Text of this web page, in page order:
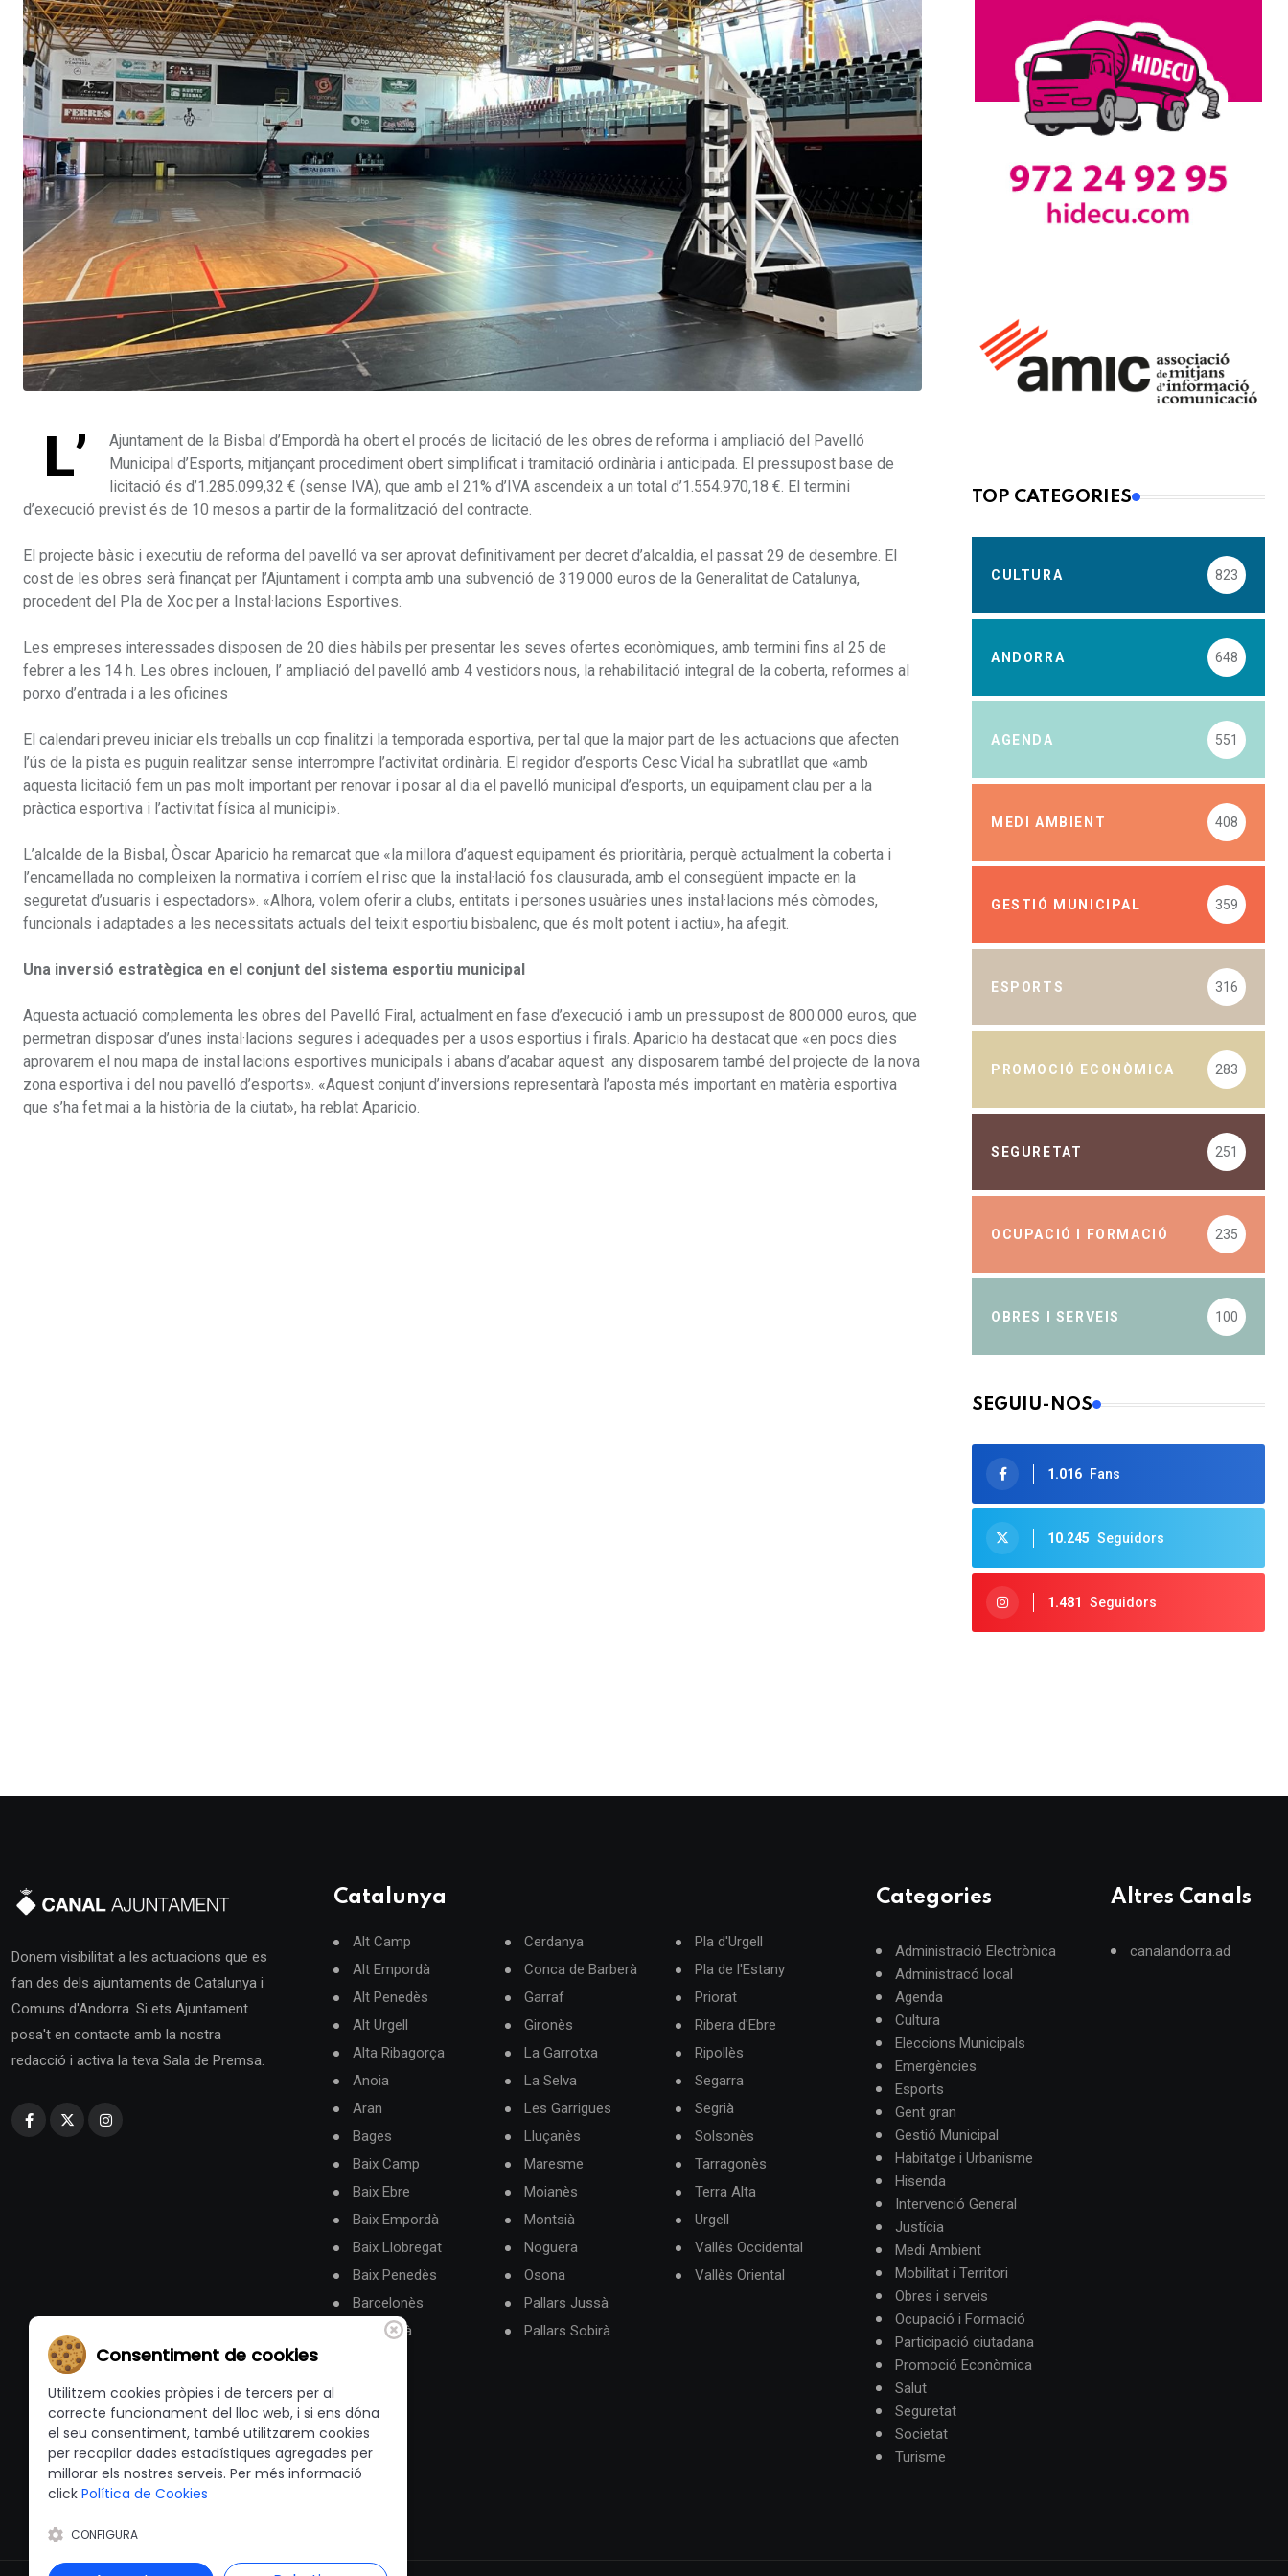
L’
Ajuntament de la Bisbal d’Empordà ha obert el procés de licitació de les obres de reforma i ampliació del Pavelló
Municipal d’Esports, mitjançant procediment obert simplificat i tramitació ordinària i anticipada. El pressupost base de
licitació és d’1.285.099,32 € (sense IVA), que amb el 21% d’IVA ascendeix a un total d’1.554.970,18 €. El termini
d’execució previst és de 10 mesos a partir de la formalització del contracte.
El projecte bàsic i executiu de reforma del pavelló va ser aprovat definitivament per decret d’alcaldia, el passat 29 de desembre. El
cost de les obres serà finançat per l’Ajuntament i compta amb una subvenció de 319.000 euros de la Generalitat de Catalunya,
procedent del Pla de Xoc per a Instal·lacions Esportives.
Les empreses interessades disposen de 20 dies hàbils per presentar les seves ofertes econòmiques, amb termini fins al 25 de
febrer a les 14 h. Les obres inclouen, l’ ampliació del pavelló amb 4 vestidors nous, la rehabilitació integral de la coberta, reformes al
porxo d’entrada i a les oficines
El calendari preveu iniciar els treballs un cop finalitzi la temporada esportiva, per tal que la major part de les actuacions que afecten
l’ús de la pista es puguin realitzar sense interrompre l’activitat ordinària. El regidor d’esports Cesc Vidal ha subratllat que «amb
aquesta licitació fem un pas molt important per renovar i posar al dia el pavelló municipal d’esports, un equipament clau per a la
pràctica esportiva i l’activitat física al municipi».
L’alcalde de la Bisbal, Òscar Aparicio ha remarcat que «la millora d’aquest equipament és prioritària, perquè actualment la coberta i
l’encamellada no compleixen la normativa i corríem el risc que la instal·lació fos clausurada, amb el consegüent impacte en la
seguretat d’usuaris i espectadors». «Alhora, volem oferir a clubs, entitats i persones usuàries unes instal·lacions més còmodes,
funcionals i adaptades a les necessitats actuals del teixit esportiu bisbalenc, que és molt potent i actiu», ha afegit.
Una inversió estratègica en el conjunt del sistema esportiu municipal
Aquesta actuació complementa les obres del Pavelló Firal, actualment en fase d’execució i amb un pressupost de 800.000 euros, que
permetran disposar d’unes instal·lacions segures i adequades per a usos esportius i firals. Aparicio ha destacat que «en pocs dies
aprovarem el nou mapa de instal·lacions esportives municipals i abans d’acabar aquest any disposarem també del projecte de la nova
zona esportiva i del nou pavelló d’esports». «Aquest conjunt d’inversions representarà l’aposta més important en matèria esportiva
que s’ha fet mai a la història de la ciutat», ha reblat Aparicio.
TOP CATEGORIES
CULTURA 823
ANDORRA 648
AGENDA 551
MEDI AMBIENT 408
GESTIÓ MUNICIPAL 359
ESPORTS 316
PROMOCIÓ ECONÒMICA 283
SEGURETAT 251
OCUPACIÓ I FORMACIÓ 235
OBRES I SERVEIS 100
SEGUIU-NOS
1.016 Fans
10.245 Seguidors
1.481 Seguidors
Donem visibilitat a les actuacions que es
fan des dels ajuntaments de Catalunya i
Comuns d'Andorra. Si ets Ajuntament
posa't en contacte amb la nostra
redacció i activa la teva Sala de Premsa.
Catalunya
Alt Camp
Alt Empordà
Alt Penedès
Alt Urgell
Alta Ribagorça
Anoia
Aran
Bages
Baix Camp
Baix Ebre
Baix Empordà
Baix Llobregat
Baix Penedès
Barcelonès
Berguedà
Cerdanya
Conca de Barberà
Garraf
Gironès
La Garrotxa
La Selva
Les Garrigues
Lluçanès
Maresme
Moianès
Montsià
Noguera
Osona
Pallars Jussà
Pallars Sobirà
Pla d'Urgell
Pla de l'Estany
Priorat
Ribera d'Ebre
Ripollès
Segarra
Segrià
Solsonès
Tarragonès
Terra Alta
Urgell
Vallès Occidental
Vallès Oriental
Categories
Administració Electrònica
Administracó local
Agenda
Cultura
Eleccions Municipals
Emergències
Esports
Gent gran
Gestió Municipal
Habitatge i Urbanisme
Hisenda
Intervenció General
Justícia
Medi Ambient
Mobilitat i Territori
Obres i serveis
Ocupació i Formació
Participació ciutadana
Promoció Econòmica
Salut
Seguretat
Societat
Turisme
Altres Canals
canalandorra.ad
Consentiment de cookies
Utilitzem cookies pròpies i de tercers per al
correcte funcionament del lloc web, i si ens dóna
el seu consentiment, també utilitzarem cookies
per recopilar dades estadístiques agregades per
millorar els nostres serveis. Per més informació
click Política de Cookies
CONFIGURA